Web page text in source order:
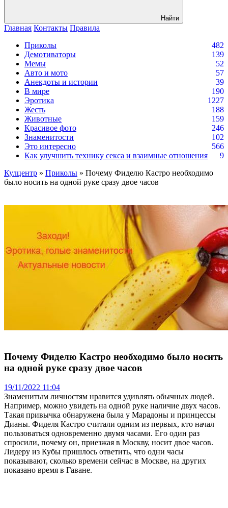
Найти
Главная Контакты Правила
Приколы
482
Демотиваторы
139
Мемы
52
Авто и мото
57
Анекдоты и истории
39
В мире
190
Эротика
1227
Жесть
188
Животные
159
Красивое фото
246
Знаменитости
102
Это интересно
566
Как улучшить технику секса и взаимные отношения
9
Кулцентр » Приколы » Почему Фиделю Кастро необходимо
было носить на одной руке сразу двое часов
Почему Фиделю Кастро необходимо было носить
на одной руке сразу двое часов
19/11/2022 11:04
Знаменитым личностям нравится удивлять обычных людей.
Например, можно увидеть на одной руке наличие двух часов.
Такая привычка обнаружена была у Марадоны и принцессы
Дианы. Фиделя Кастро считали одним из первых, кто начал
пользоваться одновременно двумя часами. Его один раз
спросили, почему он, приезжая в Москву, носит двое часов.
Лидеру из Кубы пришлось ответить, что одни часы
показывают, сколько времени сейчас в Москве, на других
показано время в Гаване.